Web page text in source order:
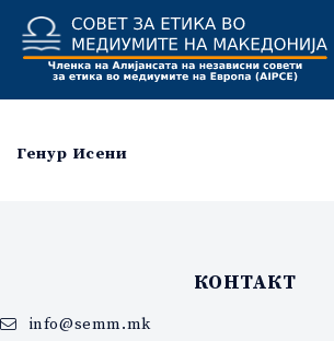
content
Генур Исени
КОНТАКТ
info@semm.mk